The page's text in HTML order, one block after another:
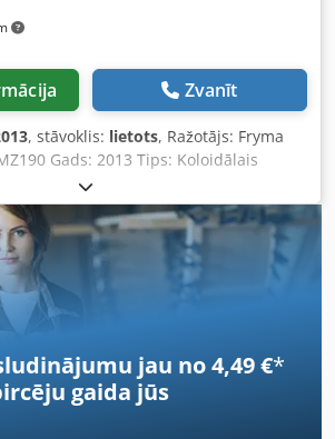
Zvanīt
, stāvoklis: lietots, Ražotājs: Fryma
Gads: 2013 Tips: Koloidālais
kW Aptuvenā jauda (pēc ražotāja
l/h Produkta daļiņu izmērs: 100–500
rasējumi Dcsdpfxey H Rfks Aqgok
jau no 4,49 €*
gaida jūs